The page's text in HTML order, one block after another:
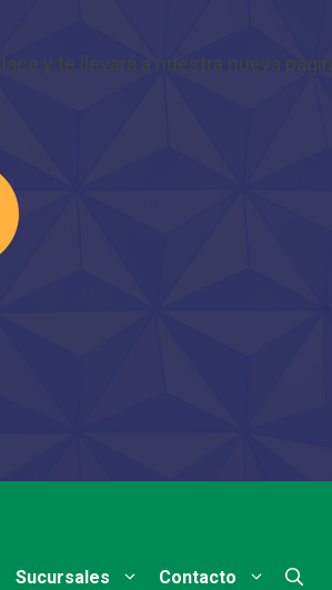
y te llevará a nuestra nueva
Sucursales Contacto